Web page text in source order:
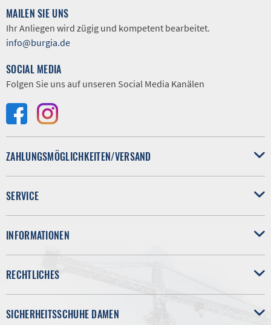
MAILEN SIE UNS
Ihr Anliegen wird zügig und kompetent bearbeitet.
info@burgia.de
SOCIAL MEDIA
Folgen Sie uns auf unseren Social Media Kanälen
ZAHLUNGSMÖGLICHKEITEN/VERSAND
SERVICE
INFORMATIONEN
RECHTLICHES
SICHERHEITSSCHUHE DAMEN